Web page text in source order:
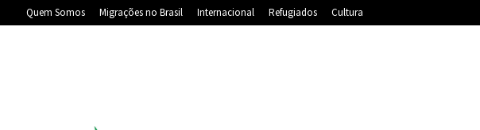
Quem Somos Migrações no Brasil Internacional Refugiados Cultura